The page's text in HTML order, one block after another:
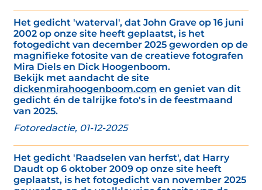
Het gedicht 'waterval', dat John Grave op 16 juni
2002 op onze site heeft geplaatst, is het
fotogedicht van december 2025 geworden op de
magnifieke fotosite van de creatieve fotografen
Mira Diels en Dick Hoogenboom.
Bekijk met aandacht de site
dickenmirahoogenboom.com en geniet van dit
gedicht én de talrijke foto's in de feestmaand
van 2025.
Fotoredactie, 01-12-2025
Het gedicht 'Raadselen van herfst', dat Harry
Daudt op 6 oktober 2009 op onze site heeft
geplaatst, is het fotogedicht van november 2025